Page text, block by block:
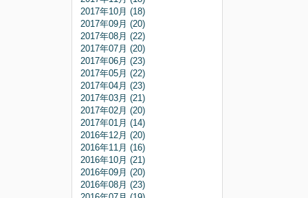
2017年10月 (18)
2017年09月 (20)
2017年08月 (22)
2017年07月 (20)
2017年06月 (23)
2017年05月 (22)
2017年04月 (23)
2017年03月 (21)
2017年02月 (20)
2017年01月 (14)
2016年12月 (20)
2016年11月 (16)
2016年10月 (21)
2016年09月 (20)
2016年08月 (23)